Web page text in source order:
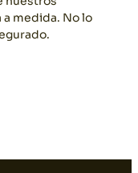
medida. No lo